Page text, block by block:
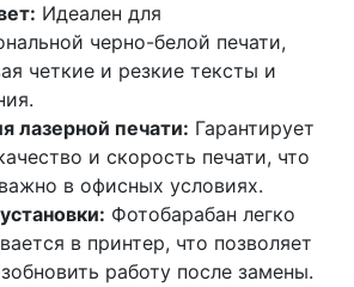
Идеален для
черно-белой печати,
четкие и резкие тексты и
лазерной печати: Гарантирует
и скорость печати, что
в офисных условиях.
Фотобарабан легко
в принтер, что позволяет
работу после замены.